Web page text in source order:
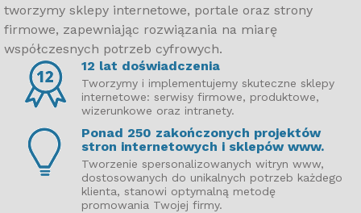
tworzymy sklepy internetowe, portale oraz strony
firmowe, zapewniając rozwiązania na miarę
współczesnych potrzeb cyfrowych.
12 lat doświadczenia
Tworzymy i implementujemy skuteczne sklepy
internetowe: serwisy firmowe, produktowe,
wizerunkowe oraz intranety.
Ponad 250 zakończonych projektów
stron internetowych i sklepów www.
Tworzenie spersonalizowanych witryn www,
dostosowanych do unikalnych potrzeb każdego
klienta, stanowi optymalną metodę
promowania Twojej firmy.